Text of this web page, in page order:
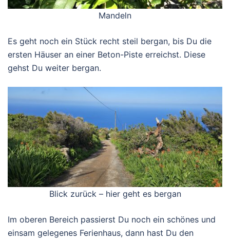
Mandeln
Es geht noch ein Stück recht steil bergan, bis Du die
ersten Häuser an einer Beton-Piste erreichst. Diese
gehst Du weiter bergan.
Blick zurück – hier geht es bergan
Im oberen Bereich passierst Du noch ein schönes und
einsam gelegenes Ferienhaus, dann hast Du den